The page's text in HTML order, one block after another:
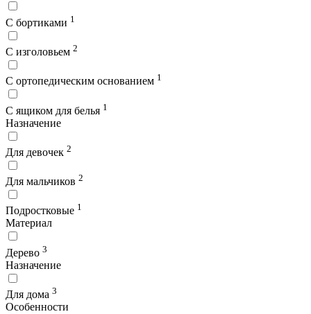
С бортиками 1
С изголовьем 2
С ортопедическим основанием 1
С ящиком для белья 1
Назначение
Для девочек 2
Для мальчиков 2
Подростковые 1
Материал
Дерево 3
Назначение
Для дома 3
Особенности